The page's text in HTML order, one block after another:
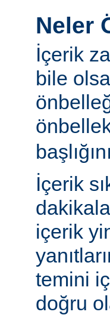
Neler
İçerik
bile
İçerik
içerik
temini
doğru